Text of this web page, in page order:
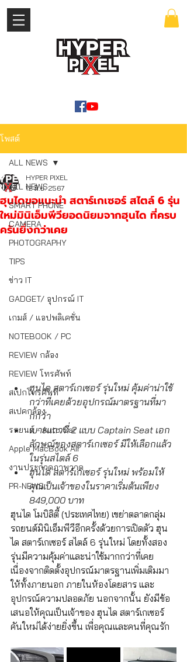
โพสต์
ALL NEWS
SMART PHONE
CAMERA
PHOTOGRAPHY
TIPS
ข่าว IT
GADGET/ อุปกรณ์ IT
เกมส์ / แอปพลิเคชั่น
NOTEBOOK / PC
REVIEW กล้อง
REVIEW โทรศัพท์
สเปกโทรศัพท์
สเปคกล้อง
รถยนต์ - Auto Car
Apple MacBook Air
งานประกวดภาพวาด
PR-NEWS
ALL NEWS
ฮุนไดขอแนะนำ สตาร์เกเซอร์ สไตล์ 6 รุ่น
ใหม่มินิเอ็มพีวียอดนิยมจากฮุนได ที่ครบ
ครันยิ่งกว่าเคย
HYPER PIXEL
12 มิ.ย. 2567
ฮุนได สตาร์เกเซอร์ รุ่นใหม่ คุ้มค่าน่าใช้
กว่าที่เคยด้วยอุปกรณ์มาตรฐานที่มา
กกว่า
เบาะแถวที่ 2 แบบ Captain Seat เอก
ลักษณ์ของสตาร์เกเซอร์ มีให้เลือกแล้ว
ในรุ่นสไตล์ 6
ฮุนได สตาร์เกเซอร์ รุ่นใหม่ พร้อมให้
คุณเป็นเจ้าของในราคาเริ่มต้นเพียง
849,000 บาท
ฮุนได โมบิลิตี้ (ประเทศไทย) เขย่าตลาดกลุ่ม
รถยนต์มินิเอ็มพีวีอีกครั้งด้วยการเปิดตัว ฮุน
ได สตาร์เกเซอร์ สไตล์ 6 รุ่นใหม่ โดยทั้งสอง
รุ่นมีความคุ้มค่าและน่าใช้มากกว่าที่เคย
เนื่องจากติดตั้งอุปกรณ์มาตรฐานเพิ่มเติมมา
ให้ทั้งภายนอก ภายในห้องโดยสาร และ
อุปกรณ์ความปลอดภัย นอกจากนั้น ยังมีข้อ
เสนอให้คุณเป็นเจ้าของ ฮุนได สตาร์เกเซอร์
คันใหม่ได้ง่ายยิ่งขึ้น เพื่อคุณและคนที่คุณรัก